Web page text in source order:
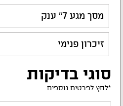
מסך מגע 7'' ענק
זיכרון פנימי
סוגי בדיקות
*לחץ לפרטים נוספים